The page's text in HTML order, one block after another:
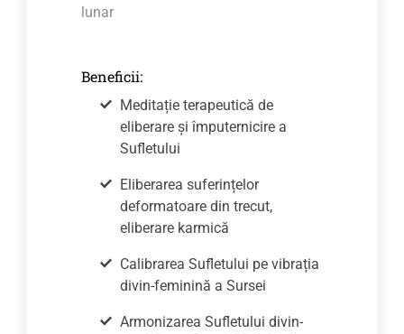
lunar
Beneficii:
Meditație terapeutică de
eliberare și împuternicire a
Sufletului
Eliberarea suferințelor
deformatoare din trecut,
eliberare karmică
Calibrarea Sufletului pe vibrația
divin-feminină a Sursei
Armonizarea Sufletului divin-